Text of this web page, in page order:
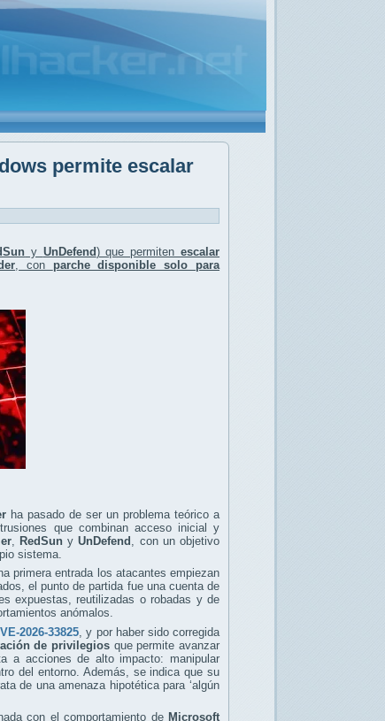
permite escalar
y UnDefend) que permitenescalar
, con parche disponible solo para
ha pasado de ser un problema teórico a
que combinan acceso inicial y
, RedSunyUnDefend
, con un objetivo
sistema.
primera entrada los atacantes empiezan
el punto de partida fue una cuenta de
expuestas, reutilizadas o robadas y de
anómalos.
2026-33825 , y por haber sido corregida
de privilegiosque permite avanzar
a acciones de alto impacto: manipular
del entorno. Además, se indica que su
de una amenaza hipotética para ‘algún
con el comportamiento de Microsoft